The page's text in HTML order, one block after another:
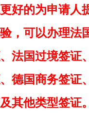
好的为申请人
，可以办理法
法国过境签证
德国商务签证
其他类型签证